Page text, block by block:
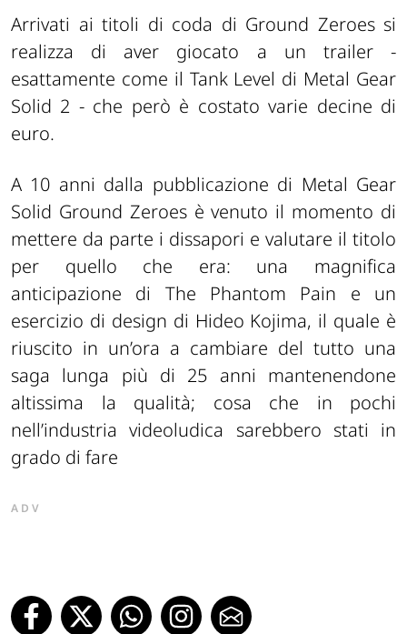
Arrivati ai titoli di coda di Ground Zeroes si
realizza di aver giocato a un trailer -
esattamente come il Tank Level di Metal Gear
Solid 2 - che però è costato varie decine di
euro.
A 10 anni dalla pubblicazione di Metal Gear
Solid Ground Zeroes è venuto il momento di
mettere da parte i dissapori e valutare il titolo
per quello che era: una magnifica
anticipazione di The Phantom Pain e un
esercizio di design di Hideo Kojima, il quale è
riuscito in un’ora a cambiare del tutto una
saga lunga più di 25 anni mantenendone
altissima la qualità; cosa che in pochi
nell’industria videoludica sarebbero stati in
grado di fare
ADV